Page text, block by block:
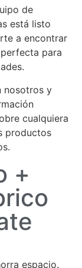
de
está listo
a encontrar
para
nosotros y
cualquiera
productos
+
espacio.